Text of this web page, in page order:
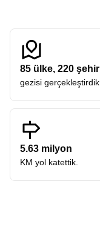
85 ülke, 220 şehir
gezisi gerçekleştirdik.
5.63 milyon
KM yol katettik.